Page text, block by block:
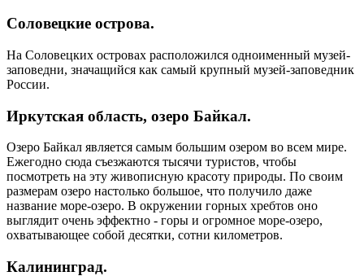
Соловецкие острова.
На Соловецких островах расположился одноименный музей-
заповедни, значащийся как самый крупный музей-заповедник
России.
Иркутская область, озеро Байкал.
Озеро Байкал является самым большим озером во всем мире.
Ежегодно сюда съезжаются тысячи туристов, чтобы
посмотреть на эту живописную красоту природы. По своим
размерам озеро настолько большое, что получило даже
название море-озеро. В окружении горных хребтов оно
выглядит очень эффектно - горы и огромное море-озеро,
охватывающее собой десятки, сотни километров.
Калининград.